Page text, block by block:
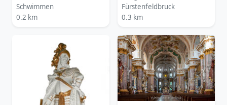
Schwimmen
0.2 km
Fürstenfeldbruck
0.3 km